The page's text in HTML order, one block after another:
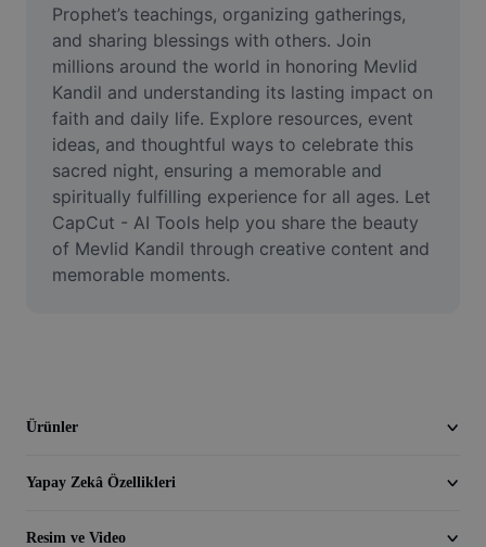
Video Düzenleyici
Videoyu Kesme
Videoya Yazı Ekleme
Video Dönüştürücü
Prophet’s teachings, organizing gatherings,
and sharing blessings with others. Join
millions around the world in honoring Mevlid
Kandil and understanding its lasting impact on
faith and daily life. Explore resources, event
ideas, and thoughtful ways to celebrate this
sacred night, ensuring a memorable and
spiritually fulfilling experience for all ages. Let
CapCut - AI Tools help you share the beauty
of Mevlid Kandil through creative content and
memorable moments.
Ürünler
Yapay Zekâ Özellikleri
Resim ve Video